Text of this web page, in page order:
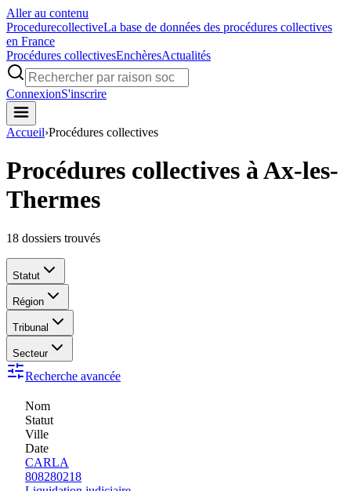
Aller au contenu
ProcedurecollectiveLa base de données des procédures collectives
en France
Procédures collectivesEnchèresActualités
ConnexionS'inscrire
Accueil›Procédures collectives
Procédures collectives à Ax-les-
Thermes
18 dossiers trouvés
Statut
Région
Tribunal
Secteur
Recherche avancée
Nom
Statut
Ville
Date
CARLA
808280218